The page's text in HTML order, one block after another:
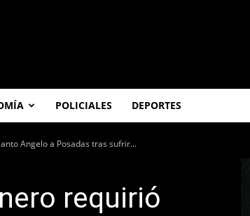
POLICIALES DEPORTES
Angelo a Posadas tras sufrir...
requirió